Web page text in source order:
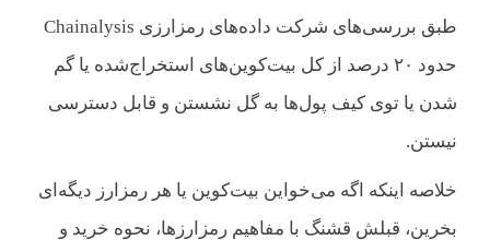
طبق بررسی‌های شرکت داده‌های رمزارزی Chainalysis
حدود ۲۰ درصد از کل بیت‌کوین‌های استخراج‌شده یا گم
شدن یا توی کیف پول‌ها به گل نشستن و قابل دسترسی
نیستن.
خلاصه اینکه اگه می‌خواین بیت‌کوین یا هر رمزارز دیگه‌ای
بخرین، قبلش قشنگ با مفاهیم رمزارزها، نحوه خرید و